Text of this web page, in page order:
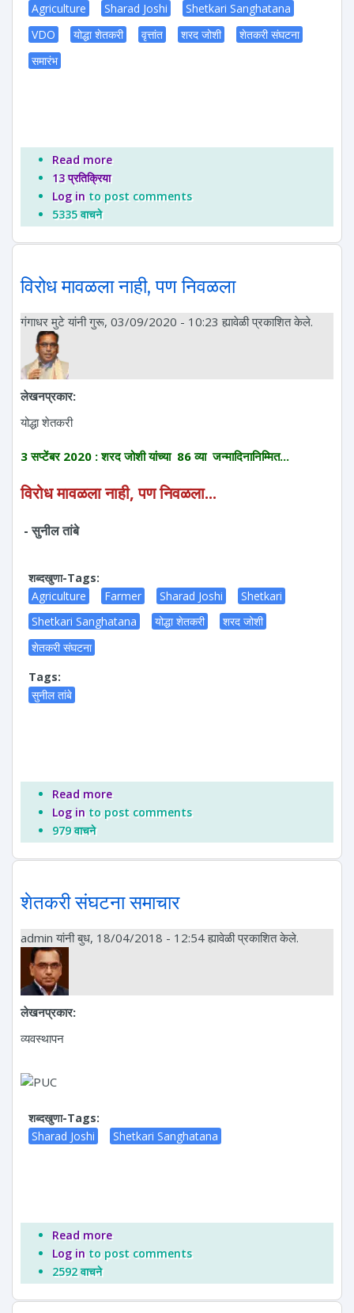
Agriculture Sharad Joshi
Shetkari Sanghatana
VDO
योद्धा शेतकरी वृत्तांत शरद जोशी
शेतकरी संघटना
समारंभ
Read moreabout युगात्मा शरद जोशी : ८५ वी जयंती
13 प्रतिक्रिया
Log in to post comments
5335 वाचने
विरोध मावळला नाही, पण निवळला
गंगाधर मुटेयांनी गुरू, 03/09/2020 - 10:23 ह्यावेळी प्रकाशित केले.
लेखनप्रकार:
योद्धा शेतकरी
3 सप्टेंबर 2020 : शरद जोशी यांच्या 86 व्या जन्मादिनानिम्मित...
विरोध मावळला नाही, पण निवळला...
- सुनील तांबे
शब्दखुणा-Tags:
Agriculture
Farmer Sharad Joshi
Shetkari
Shetkari Sanghatana
योद्धा शेतकरी
शरद जोशी
शेतकरी संघटना
Tags:
सुनील तांबे
Read moreabout विरोध मावळला नाही, पण निवळला
Log in to post comments
979 वाचने
शेतकरी संघटना समाचार
admin यांनी बुध, 18/04/2018 - 12:54 ह्यावेळी प्रकाशित केले.
लेखनप्रकार:
व्यवस्थापन
शब्दखुणा-Tags:
Sharad Joshi
Shetkari Sanghatana
Read moreabout शेतकरी संघटना समाचार
Log in to post comments
2592 वाचने